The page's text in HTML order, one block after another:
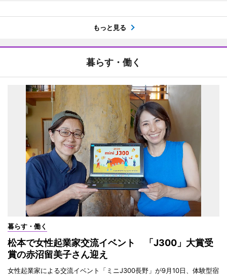
もっと見る
暮らす・働く
暮らす・働く
松本で女性起業家交流イベント 「J300」大賞受
賞の赤沼留美子さん迎え
女性起業家による交流イベント「ミニJ300長野」が9月10日、体験型宿